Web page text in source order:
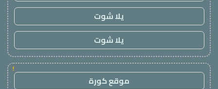
يلا شوت
يلا شوت
!
موقع كورة